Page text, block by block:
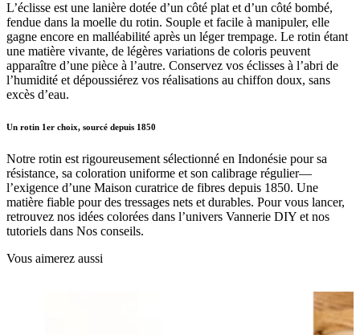
L’éclisse est une lanière dotée d’un côté plat et d’un côté bombé,
fendue dans la moelle du rotin. Souple et facile à manipuler, elle
gagne encore en malléabilité après un léger trempage. Le rotin étant
une matière vivante, de légères variations de coloris peuvent
apparaître d’une pièce à l’autre. Conservez vos éclisses à l’abri de
l’humidité et dépoussiérez vos réalisations au chiffon doux, sans
excès d’eau.
Un rotin 1er choix, sourcé depuis 1850
Notre rotin est rigoureusement sélectionné en Indonésie pour sa
résistance, sa coloration uniforme et son calibrage régulier—
l’exigence d’une Maison curatrice de fibres depuis 1850. Une
matière fiable pour des tressages nets et durables. Pour vous lancer,
retrouvez nos idées colorées dans l’univers Vannerie DIY et nos
tutoriels dans Nos conseils.
Vous aimerez aussi